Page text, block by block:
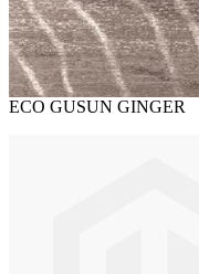
ECO GUSUN GINGER